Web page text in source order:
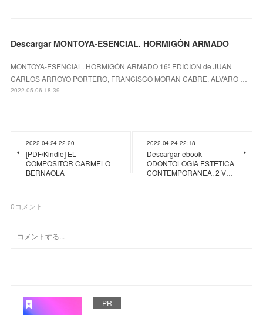
Descargar MONTOYA-ESENCIAL. HORMIGÓN ARMADO
MONTOYA-ESENCIAL. HORMIGÓN ARMADO 16ª EDICION de JUAN
CARLOS ARROYO PORTERO, FRANCISCO MORAN CABRE, ALVARO …
2022.05.06 18:39
2022.04.24 22:20
[PDF/Kindle] EL
COMPOSITOR CARMELO
BERNAOLA
2022.04.24 22:18
Descargar ebook
ODONTOLOGIA ESTETICA
CONTEMPORANEA, 2 V…
0コメント
PR